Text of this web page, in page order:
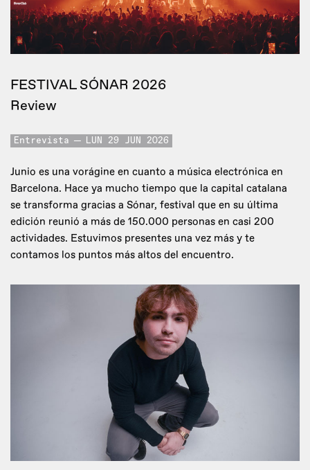
FESTIVAL SÓNAR 2026
Review
Entrevista LUN 29 JUN 2026
Junio es una vorágine en cuanto a música electrónica en
Barcelona. Hace ya mucho tiempo que la capital catalana
se transforma gracias a Sónar, festival que en su última
edición reunió a más de 150.000 personas en casi 200
actividades. Estuvimos presentes una vez más y te
contamos los puntos más altos del encuentro.